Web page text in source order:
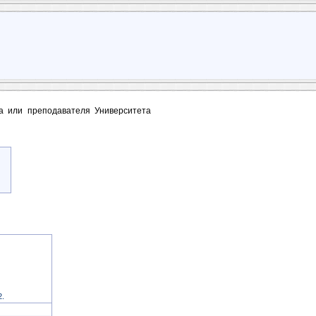
или преподавателя Университета